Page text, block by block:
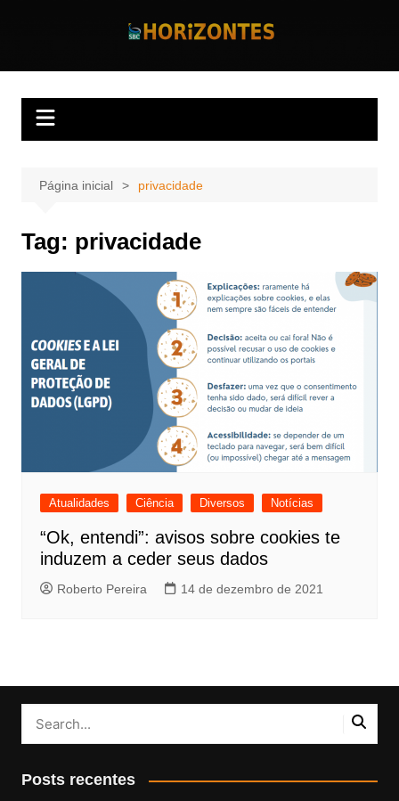
Horizontes
Página inicial privacidade
Tag: privacidade
Atualidades Ciência Diversos Notícias
“Ok, entendi”: avisos sobre cookies te
induzem a ceder seus dados
Roberto Pereira 14 de dezembro de 2021
Posts recentes